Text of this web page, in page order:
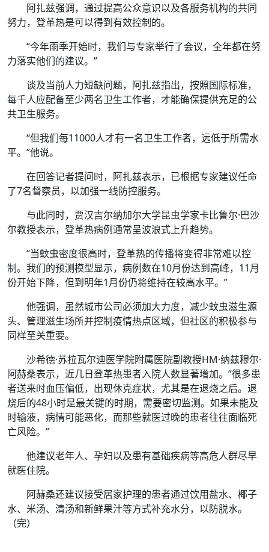
阿扎兹强调，通过提高公众意识以及各服务机构的共同
努力，登革热是可以得到有效控制的。
“今年雨季开始时，我们与专家举行了会议，全年都在努
力落实他们的建议。”
谈及当前人力短缺问题，阿扎兹指出，按照国际标准，
每千人应配备至少两名卫生工作者，才能确保提供充足的公
共卫生服务。
“但我们每11000人才有一名卫生工作者，远低于所需水
平。”他说。
在回答记者提问时，阿扎兹表示，已根据专家建议任命
了7名督察员，以加强一线防控服务。
与此同时，贾汉吉尔纳加尔大学昆虫学家卡比鲁尔·巴沙
尔教授表示，登革热病例通常呈波浪式上升趋势。
“当蚊虫密度很高时，登革热的传播将变得非常难以控
制。我们的预测模型显示，病例数在10月份达到高峰，11月
份开始下降，但到明年1月份仍将维持在较高水平。”
他强调，虽然城市公司必须加大力度，减少蚊虫滋生源
头、管理滋生场所并控制疫情热点区域，但社区的积极参与
同样至关重要。
沙希德·苏拉瓦尔迪医学院附属医院副教授HM·纳兹穆尔·
阿赫桑表示，近几日登革热患者入院人数显著增加。“很多患
者送来时血压偏低，出现休克症状，尤其是在退烧之后。退
烧后的48小时是最关键的时期，需要密切监测。如果未能及
时输液，病情可能恶化，而那些就医过晚的患者往往面临死
亡风险。”
他建议老年人、孕妇以及患有基础疾病等高危人群尽早
就医住院。
阿赫桑还建议接受居家护理的患者通过饮用盐水、椰子
水、米汤、清汤和新鲜果汁等方式补充水分，以防脱水。
（完）